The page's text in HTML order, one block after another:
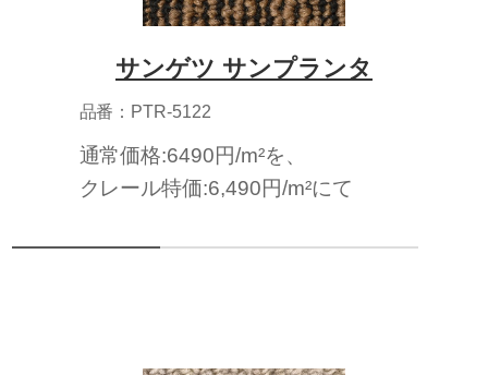
サンゲツ サンプランタ
品番：PTR-5122
通常価格:6490円/m²を、
クレール特価:6,490円/m²にて